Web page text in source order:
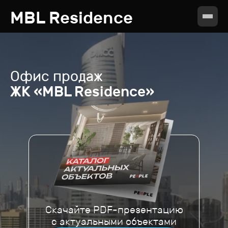
MBL Residence
Офис продаж
ЖК «MBL Residence»
Скачайте PDF-презентацию
с актуальными объектами